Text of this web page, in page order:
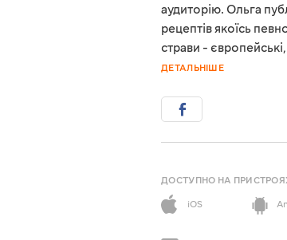
аудиторію. Ольга
рецептів якоїсь
страви -
ДЕТАЛЬНІШЕ
ДОСТУПНО НА
iOS